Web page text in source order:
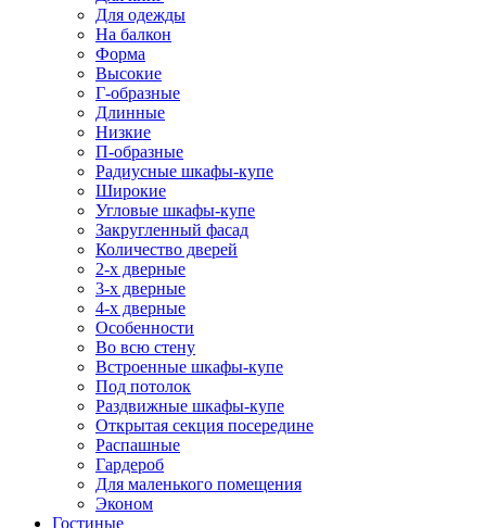
Для одежды
На балкон
Форма
Высокие
Г-образные
Длинные
Низкие
П-образные
Радиусные шкафы-купе
Широкие
Угловые шкафы-купе
Закругленный фасад
Количество дверей
2-х дверные
3-х дверные
4-х дверные
Особенности
Во всю стену
Встроенные шкафы-купе
Под потолок
Раздвижные шкафы-купе
Открытая секция посередине
Распашные
Гардероб
Для маленького помещения
Эконом
Гостиные